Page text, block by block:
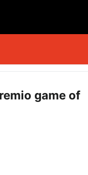
game of